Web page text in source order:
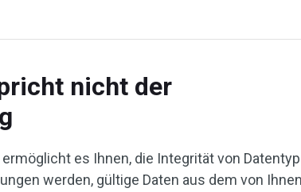
nicht der
es Ihnen, die Integrität von
werden, gültige Daten aus dem von Ihnen